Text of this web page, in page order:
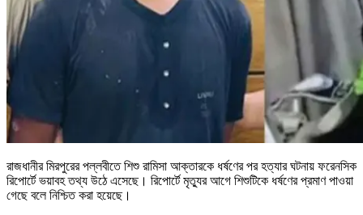
রাজধানীর মিরপুরের পল্লবীতে শিশু রামিসা আক্তারকে ধর্ষণের পর হত্যার ঘটনায় ফরেনসিক
রিপোর্টে ভয়াবহ তথ্য উঠে এসেছে। রিপোর্টে মৃত্যুর আগে শিশুটিকে ধর্ষণের প্রমাণ পাওয়া
গেছে বলে নিশ্চিত করা হয়েছে।